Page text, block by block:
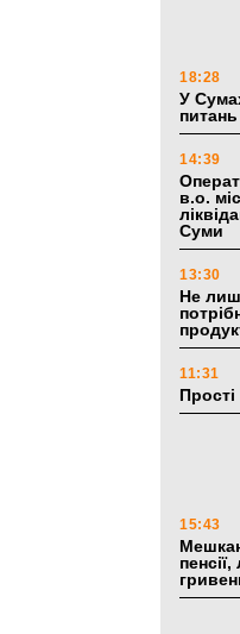
18:28
У
14:39
в.о.
Суми
13:30
Не
11:31
Прості
15:43